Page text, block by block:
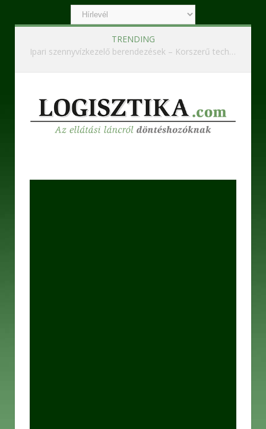
TRENDING
Ipari szennyvízkezelő berendezések – Korszerű technológiák a hatékony és fenntartható működésért